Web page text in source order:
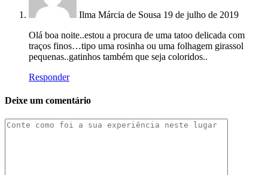
Ilma Márcia de Sousa 19 de julho de 2019
Olá boa noite..estou a procura de uma tatoo delicada com
traços finos…tipo uma rosinha ou uma folhagem girassol
pequenas..gatinhos também que seja coloridos..
Responder
Deixe um comentário